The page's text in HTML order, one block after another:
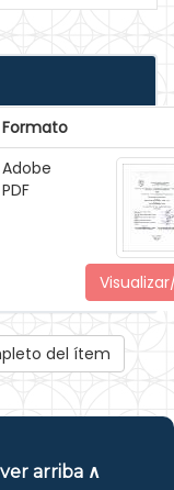
Formato
Adobe
PDF
del ítem
arriba ∧